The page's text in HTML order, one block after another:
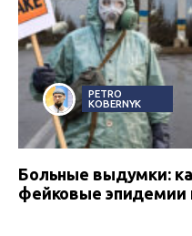
PETRO
KOBERNYK
Больные выдумки:
фейковые эпидемии